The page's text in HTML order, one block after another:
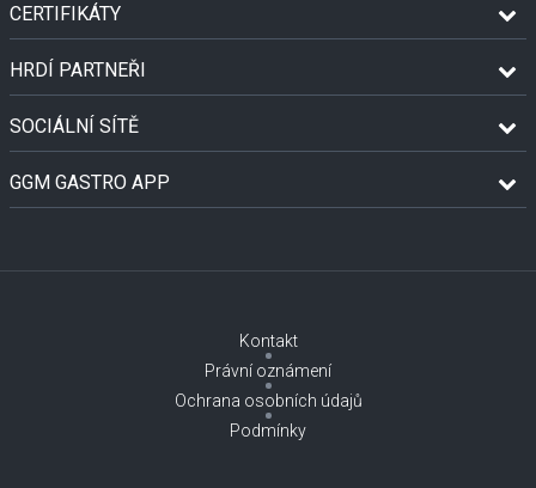
CERTIFIKÁTY
HRDÍ PARTNEŘI
SOCIÁLNÍ SÍTĚ
GGM GASTRO APP
Kontakt
Právní oznámení
Ochrana osobních údajů
Podmínky